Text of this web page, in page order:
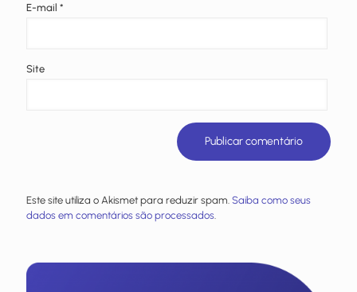
E-mail *
Site
Este site utiliza o Akismet para reduzir spam. Saiba como seus
dados em comentários são processados